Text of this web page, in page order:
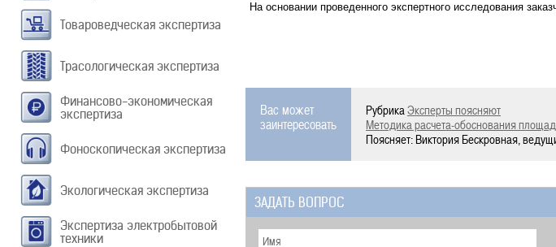
Товароведческая экспертиза
Трасологическая экспертиза
Финансово-экономическая
экспертиза
Фоноскопическая экспертиза
Экологическая экспертиза
Экспертиза электробытовой
техники
На основании проведенного экспертного исследования
Вас может
заинтересовать
РубрикаЭксперты поясняют
Методика расчета-обоснования
Поясняет: Виктория Бескровная,
ЗАДАТЬ ВОПРОС